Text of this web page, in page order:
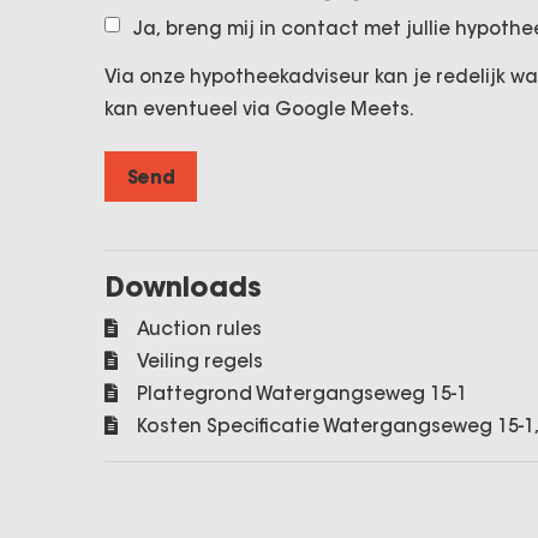
Bergruimten:
Beneden is er tevens een berging
Het is vrij parkeren voor de deur.
Bijzonderheden:
• Uitbreidingsmogelijkheden in m2’s op de
• Vrij parkeren voor de deur
• Nieuwe CV installatie uit 2019
• Erfpacht: afgekocht tot 2062. En dit jaar
Ja, breng mij in contact met jullie
Via onze hypotheekadviseur kan je redelijk
kan eventueel via Google Meets.
Downloads
Auction rules
Veiling regels
Plattegrond Watergangseweg 15-1
Kosten Specificatie Watergangseweg 15-